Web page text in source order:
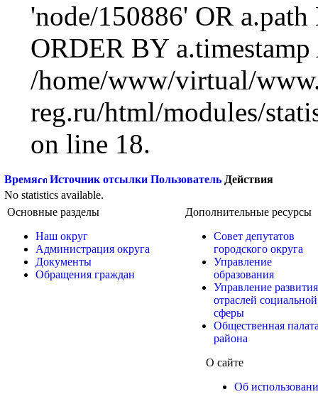
'node/150886' OR
ORDER BY
/home/www/virtual/
reg.ru/html/modules/
on line 18.
Время Источник отсылки Пользователь Действия
No statistics available.
Основные разделы
Наш округ
Администрация округа
Документы
Обращения граждан
Дополнительные ресурсы
Совет депутатов
городского округа
Управление
образования
Управление развития
отраслей социальной
сферы
Общественная
района
О сайте
Об